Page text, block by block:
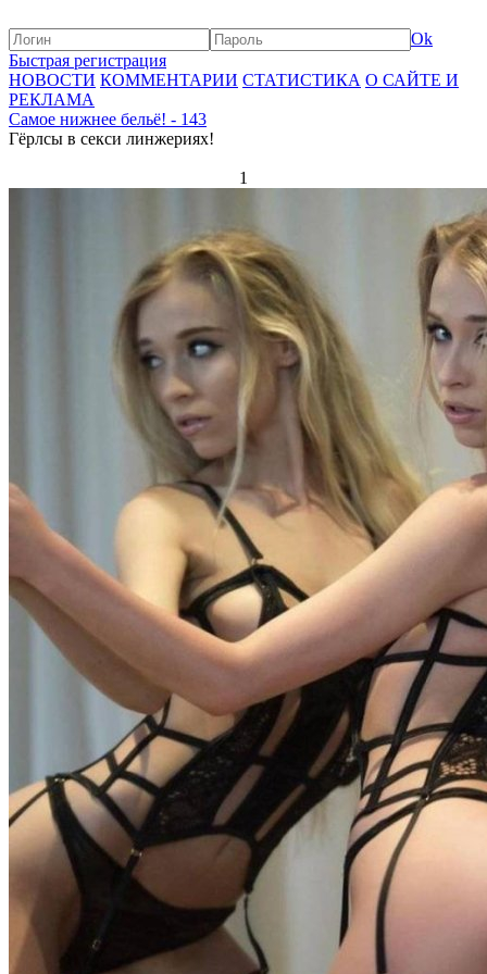
Ok
Быстрая регистрация
НОВОСТИ КОММЕНТАРИИ СТАТИСТИКА О САЙТЕ И
РЕКЛАМА
Самое нижнее бельё! - 143
Гёрлсы в секси линжериях!
1